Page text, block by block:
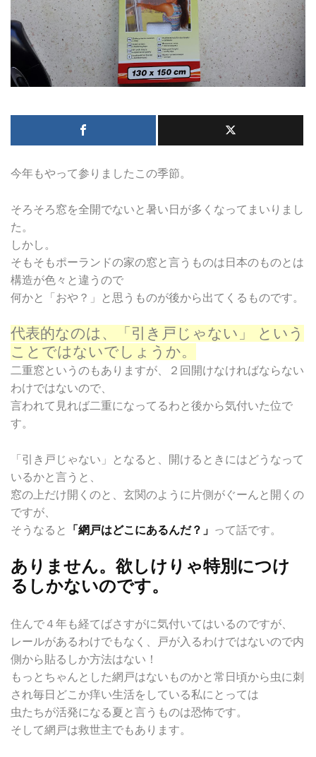
今年もやって参りましたこの季節。
そろそろ窓を全開でないと暑い日が多くなってまいりまし
た。
しかし。
そもそもポーランドの家の窓と言うものは日本のものとは
構造が色々と違うので
何かと「おや？」と思うものが後から出てくるものです。
代表的なのは、「引き戸じゃない」 という
ことではないでしょうか。
二重窓というのもありますが、２回開けなければならない
わけではないので、
言われて見れば二重になってるわと後から気付いた位で
す。
「引き戸じゃない」となると、開けるときにはどうなって
いるかと言うと、
窓の上だけ開くのと、玄関のように片側がぐーんと開くの
ですが、
そうなると
「網戸はどこにあるんだ？」 って話です。
ありません。欲しけりゃ特別につけ
るしかないのです。
住んで４年も経てばさすがに気付いてはいるのですが、
レールがあるわけでもなく、戸が入るわけではないので内
側から貼るしか方法はない！
もっとちゃんとした網戸はないものかと常日頃から虫に刺
され毎日どこか痒い生活をしている私にとっては
虫たちが活発になる夏と言うものは恐怖です。
そして網戸は救世主でもあります。